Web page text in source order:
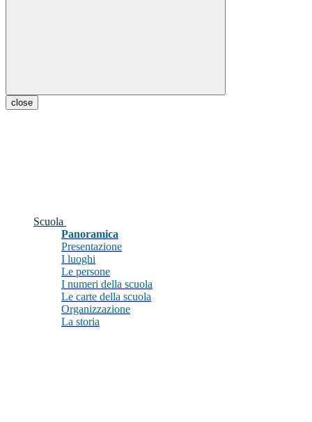
close
Scuola
Panoramica
Presentazione
I luoghi
Le persone
I numeri della scuola
Le carte della scuola
Organizzazione
La storia